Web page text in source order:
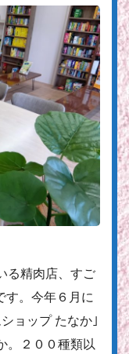
る精肉店、すご
す。今年６月に
ョップ たなか｣
。２００種類以